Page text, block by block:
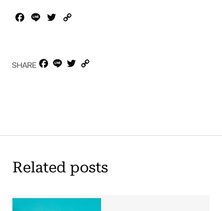
Facebook
Line Twitter
SHARE Facebook
Line Twitter
Related posts